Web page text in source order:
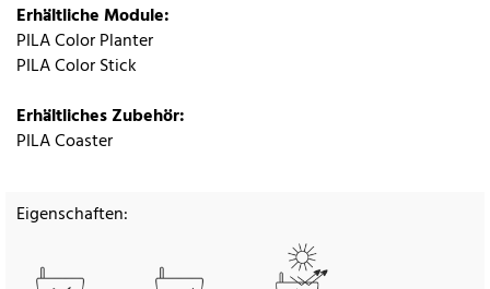
Erhältliche Module:
PILA Color Planter
PILA Color Stick
Erhältliches Zubehör:
PILA Coaster
Eigenschaften: